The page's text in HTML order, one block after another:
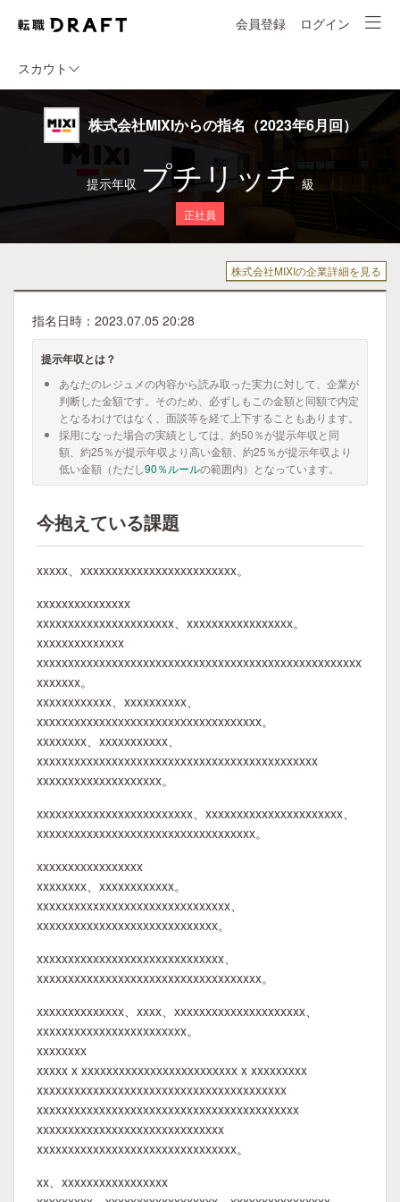
会員登録 ログイン
スカウト
株式会社MIXIからの指名（2023年6月回）
提示年収 プチリッチ 級
正社員
株式会社MIXIの企業詳細を見る
指名日時：2023.07.05 20:28
提示年収とは？
あなたのレジュメの内容から読み取った実力に対して、企業が
判断した金額です。そのため、必ずしもこの金額と同額で内定
となるわけではなく、面談等を経て上下することもあります。
採用になった場合の実績としては、約50％が提示年収と同
額、約25％が提示年収より高い金額、約25％が提示年収より
低い金額（ただし90％ルールの範囲内）となっています。
今抱えている課題
xxxxx、xxxxxxxxxxxxxxxxxxxxxxxxx。
xxxxxxxxxxxxxxx
xxxxxxxxxxxxxxxxxxxxxx、xxxxxxxxxxxxxxxxx。
xxxxxxxxxxxxxx
xxxxxxxxxxxxxxxxxxxxxxxxxxxxxxxxxxxxxxxxxxxxxxxxxxxx
xxxxxxx。
xxxxxxxxxxxx、xxxxxxxxxx、
xxxxxxxxxxxxxxxxxxxxxxxxxxxxxxxxxxxx。
xxxxxxxx、xxxxxxxxxxx、
xxxxxxxxxxxxxxxxxxxxxxxxxxxxxxxxxxxxxxxxxxxxx
xxxxxxxxxxxxxxxxxxxx。
xxxxxxxxxxxxxxxxxxxxxxxxx、xxxxxxxxxxxxxxxxxxxxxx、
xxxxxxxxxxxxxxxxxxxxxxxxxxxxxxxxxxx。
xxxxxxxxxxxxxxxxx
xxxxxxxx、xxxxxxxxxxxx。
xxxxxxxxxxxxxxxxxxxxxxxxxxxxxxx、
xxxxxxxxxxxxxxxxxxxxxxxxxxxxx。
xxxxxxxxxxxxxxxxxxxxxxxxxxxxxx、
xxxxxxxxxxxxxxxxxxxxxxxxxxxxxxxxxxxx。
xxxxxxxxxxxxxx、xxxx、xxxxxxxxxxxxxxxxxxxxx、
xxxxxxxxxxxxxxxxxxxxxxxx。
xxxxxxxx
xxxxx x xxxxxxxxxxxxxxxxxxxxxxxxx x xxxxxxxxx
xxxxxxxxxxxxxxxxxxxxxxxxxxxxxxxxxxxxxxxx
xxxxxxxxxxxxxxxxxxxxxxxxxxxxxxxxxxxxxxxxxx
xxxxxxxxxxxxxxxxxxxxxxxxxxxxxx
xxxxxxxxxxxxxxxxxxxxxxxxxxxxxxxx。
xx、xxxxxxxxxxxxxxxxx